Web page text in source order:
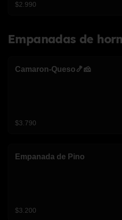
$2.990
Empanadas de
Camaron-Queso🍤🧀
$3.790
Empanada de Pino
$3.200